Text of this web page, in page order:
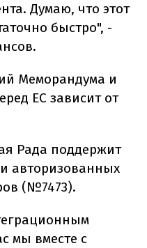
Думаю, что этот
быстро", -
Меморандума и
ЕС зависит от
Рада поддержит
авторизованных
(№7473).
мы вместе с